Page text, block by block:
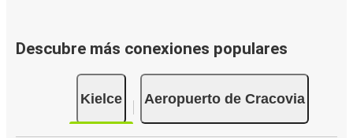
Descubre más conexiones populares
Kielce Aeropuerto de Cracovia